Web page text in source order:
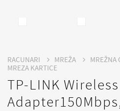
RACUNARI MREŽA
MREŽNA
MREZA KARTICE
TP-LINK